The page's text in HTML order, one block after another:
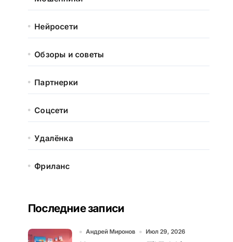
Нейросети
Обзоры и советы
Партнерки
Соцсети
Удалёнка
Фриланс
Последние записи
Андрей Миронов Июл 29, 2026